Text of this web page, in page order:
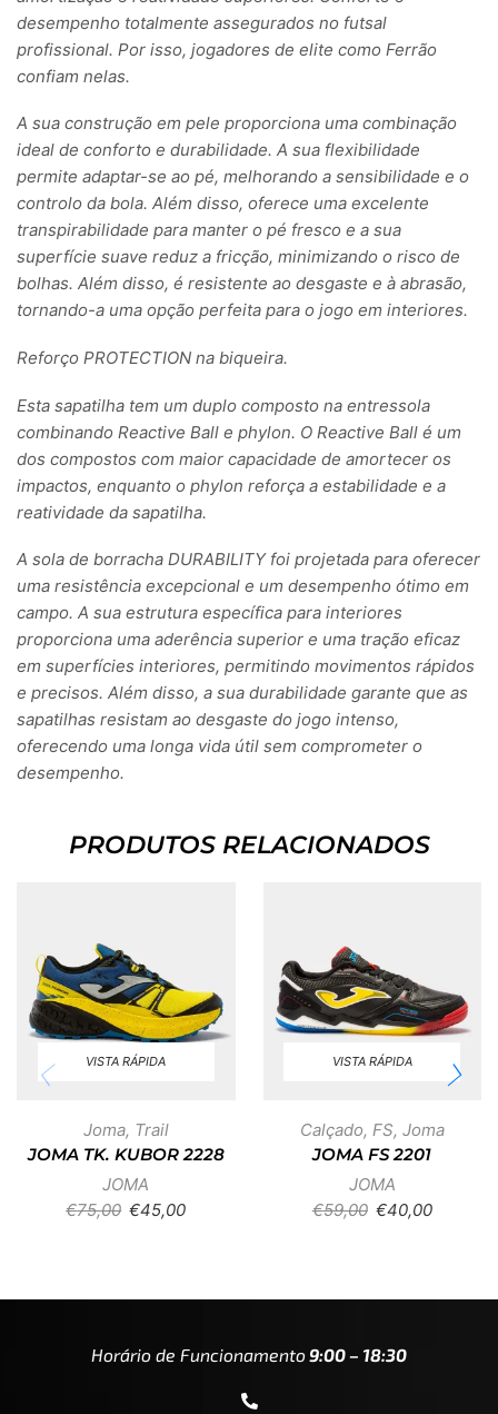
desempenho totalmente assegurados no futsal
profissional. Por isso, jogadores de elite como Ferrão
confiam nelas.
A sua construção em pele proporciona uma combinação
ideal de conforto e durabilidade. A sua flexibilidade
permite adaptar-se ao pé, melhorando a sensibilidade e o
controlo da bola. Além disso, oferece uma excelente
transpirabilidade para manter o pé fresco e a sua
superfície suave reduz a fricção, minimizando o risco de
bolhas. Além disso, é resistente ao desgaste e à abrasão,
tornando-a uma opção perfeita para o jogo em interiores.
Reforço PROTECTION na biqueira.
Esta sapatilha tem um duplo composto na entressola
combinando Reactive Ball e phylon. O Reactive Ball é um
dos compostos com maior capacidade de amortecer os
impactos, enquanto o phylon reforça a estabilidade e a
reatividade da sapatilha.
A sola de borracha DURABILITY foi projetada para oferecer
uma resistência excepcional e um desempenho ótimo em
campo. A sua estrutura específica para interiores
proporciona uma aderência superior e uma tração eficaz
em superfícies interiores, permitindo movimentos rápidos
e precisos. Além disso, a sua durabilidade garante que as
sapatilhas resistam ao desgaste do jogo intenso,
oferecendo uma longa vida útil sem comprometer o
desempenho.
PRODUTOS RELACIONADOS
VISTA RÁPIDA
Joma, Trail
JOMA TK. KUBOR 2228
JOMA
€75,00 €45,00
VISTA RÁPIDA
Calçado, FS, Joma
JOMA FS 2201
JOMA
€59,00 €40,00
Horário de Funcionamento9:00 – 18:30